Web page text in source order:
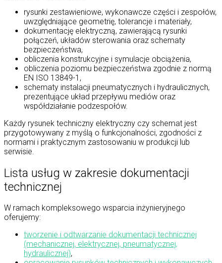
rysunki zestawieniowe, wykonawcze części i zespołów,
uwzględniające geometrię, tolerancje i materiały,
dokumentację elektryczną, zawierającą rysunki
połączeń, układów sterowania oraz schematy
bezpieczeństwa,
obliczenia konstrukcyjne i symulacje obciążenia,
obliczenia poziomu bezpieczeństwa zgodnie z normą
EN ISO 13849-1,
schematy instalacji pneumatycznych i hydraulicznych,
prezentujące układ przepływu mediów oraz
współdziałanie podzespołów.
Każdy rysunek techniczny elektryczny czy schemat jest
przygotowywany z myślą o funkcjonalności, zgodności z
normami i praktycznym zastosowaniu w produkcji lub
serwisie.
Lista usług w zakresie dokumentacji
technicznej
W ramach kompleksowego wsparcia inżynieryjnego
oferujemy:
tworzenie i odtwarzanie dokumentacji technicznej
(mechanicznej, elektrycznej, pneumatycznej,
hydraulicznej),